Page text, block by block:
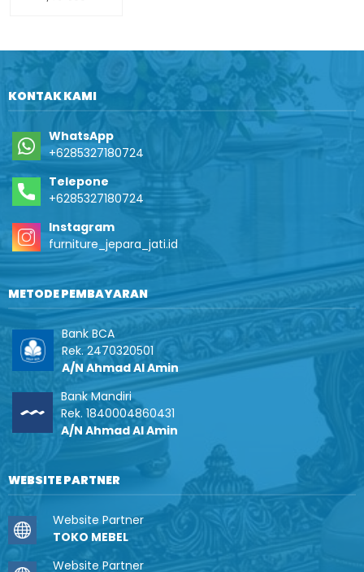
KONTAK KAMI
WhatsApp
+6285327180724
Telepone
+6285327180724
Instagram
furniture_jepara_jati.id
METODE PEMBAYARAN
Bank BCA
Rek. 2470320501
A/N Ahmad Al Amin
Bank Mandiri
Rek. 1840004860431
A/N Ahmad Al Amin
WEBSITE PARTNER
Website Partner
TOKO MEBEL
Website Partner